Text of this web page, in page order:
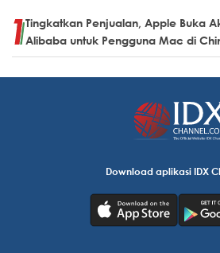
Tingkatkan Penjualan, Apple Buka
Alibaba untuk Pengguna Mac di
Download aplikasi IDX